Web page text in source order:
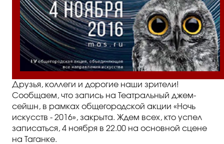
Афиша
Билеты
Контакты
Друзья, коллеги и дорогие наши зрители!
Сообщаем, что запись на Театральный джем-
сейшн, в рамках общегородской акции «Ночь
искусств - 2016», закрыта. Ждем всех, кто успел
записаться, 4 ноября в 22.00 на основной сцене
на Таганке.